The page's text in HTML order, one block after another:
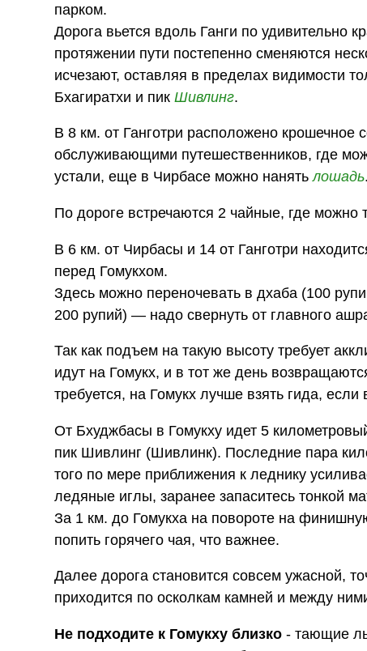
парком.
Дорога вьется вдоль Ганги по удивительно
протяжении пути постепенно сменяются
исчезают, оставляя в пределах видимости
Бхагиратхи и пикШивлинг.
В 8 км. от Ганготри расположено крошечное
обслуживающими путешественников, где
устали, еще в Чирбасе можно нанятьлошадь.
По дороге встречаются 2 чайные, где
В 6 км. от Чирбасы и 14 от Ганготри
перед Гомукхом.
Здесь можно переночевать в дхаба (100
200 рупий) — надо свернуть от главного
Так как подъем на такую высоту требует
идут на Гомукх, и в тот же день
требуется, на Гомукх лучше взять гида,
От Бхуджбасы в Гомукху идет 5
пик Шивлинг (Шивлинк). Последние пара
того по мере приближения к леднику
ледяные иглы, заранее запаситесь тонкой
За 1 км. до Гомукха на повороте на
попить горячего чая, что важнее.
Далее дорога становится совсем ужасной,
приходится по осколкам камней и между
Не подходите к Гомукху близко - тающие